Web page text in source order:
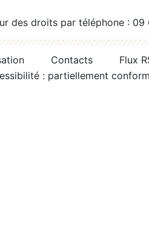
des droits par téléphone :
Contacts
Flux
: partiellement